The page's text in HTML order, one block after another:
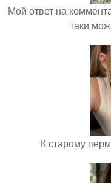
Мой ответ на
таки
К старому